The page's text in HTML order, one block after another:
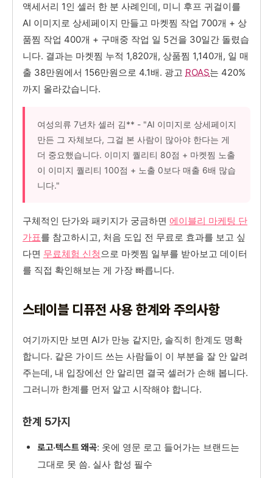
액세서리 1인 셀러 한 분 사례인데, 미니 후프 귀걸이를
AI 이미지로 상세페이지 만들고 마켓찜 작업 700개 + 상
품찜 작업 400개 + 구매중 작업 일 5건을 30일간 돌렸습
니다. 결과는 마켓찜 누적 1,820개, 상품찜 1,140개, 일 매
출 38만원에서 156만원으로 4.1배. 광고 ROAS는 420%
까지 올라갔습니다.
여성의류 7년차 셀러 김** - "AI 이미지로 상세페이지
만든 그 자체보다, 그걸 본 사람이 많아야 한다는 게
더 중요했습니다. 이미지 퀄리티 80점 + 마켓찜 노출
이 이미지 퀄리티 100점 + 노출 0보다 매출 6배 많습
니다."
구체적인 단가와 패키지가 궁금하면 에이블리 마케팅 단
가표를 참고하시고, 처음 도입 전 무료로 효과를 보고 싶
다면 무료체험 신청으로 마켓찜 일부를 받아보고 데이터
를 직접 확인해보는 게 가장 빠릅니다.
스테이블 디퓨전 사용 한계와 주의사항
여기까지만 보면 AI가 만능 같지만, 솔직히 한계도 명확
합니다. 같은 가이드 쓰는 사람들이 이 부분을 잘 안 알려
주는데, 내 입장에선 안 알리면 결국 셀러가 손해 봅니다.
그러니까 한계를 먼저 알고 시작해야 합니다.
한계 5가지
로고·텍스트 왜곡: 옷에 영문 로고 들어가는 브랜드는
그대로 못 씀. 실사 합성 필수